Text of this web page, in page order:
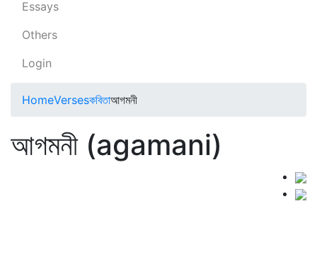
Essays
Others
Login
HomeVersesকবিতাআগমনী
আগমনী (agamani)